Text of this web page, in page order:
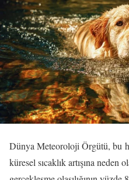
Dünya Meteoroloji Örgütü, bu
küresel sıcaklık artışına neden